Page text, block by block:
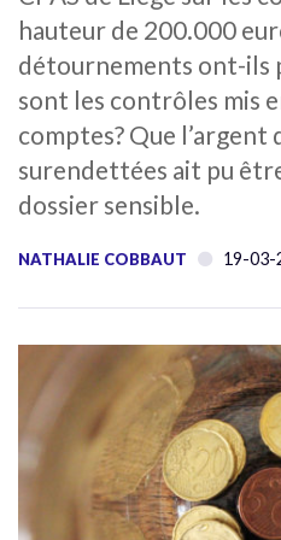
hauteur de 200.000
détournements ont-ils
sont les contrôles mis
comptes? Que l’argent
surendettées ait pu
dossier sensible.
NATHALIE COBBAUT 19-03-